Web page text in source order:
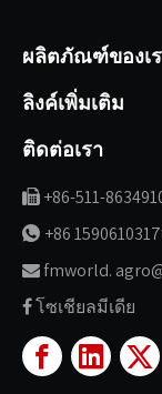
ผลิตภัณฑ์ของเ
ลิงค์เพิ่มเติม
ติดต่อเรา
 +86-511-
 +86
fmworld.
โซเชียลมีเดีย